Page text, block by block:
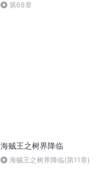
第68章
海贼王之树界降临
海贼王之树界降临(第11章)